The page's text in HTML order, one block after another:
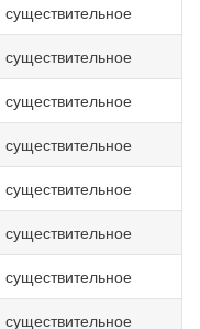
существительное
существительное
существительное
существительное
существительное
существительное
существительное
существительное